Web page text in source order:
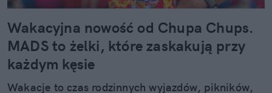
Wakacyjna nowość od Chupa Chups.
MADS to żelki, które zaskakują przy
każdym kęsie
Wakacje to czas rodzinnych wyjazdów, pikników,